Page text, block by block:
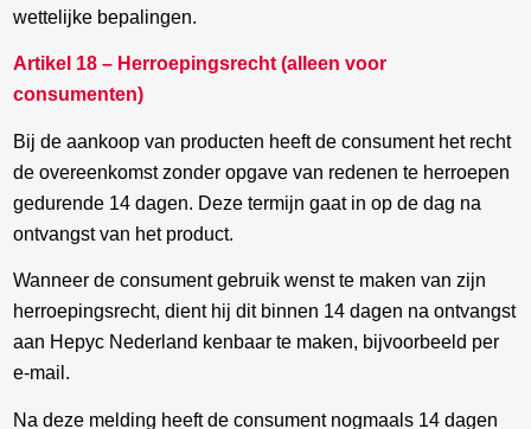
wettelijke bepalingen.
Artikel 18 – Herroepingsrecht (alleen voor
consumenten)
Bij de aankoop van producten heeft de consument het recht
de overeenkomst zonder opgave van redenen te herroepen
gedurende 14 dagen. Deze termijn gaat in op de dag na
ontvangst van het product.
Wanneer de consument gebruik wenst te maken van zijn
herroepingsrecht, dient hij dit binnen 14 dagen na ontvangst
aan Hepyc Nederland kenbaar te maken, bijvoorbeeld per
e-mail.
Na deze melding heeft de consument nogmaals 14 dagen